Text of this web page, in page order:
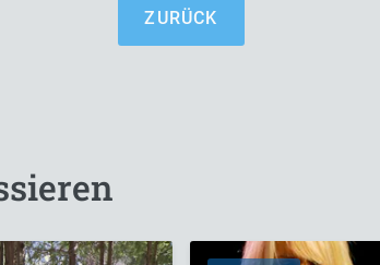
ZURÜCK